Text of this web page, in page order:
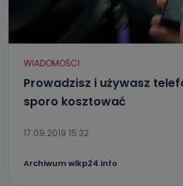
WIADOMOŚCI
Prowadzisz i używasz
sporo kosztować
17.09.2019 15:32
Archiwum wlkp24.info